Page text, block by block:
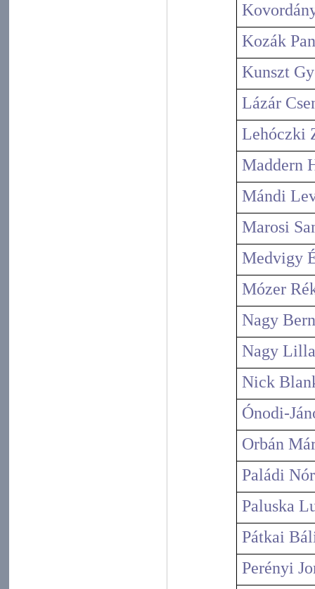
Kozák
Kunszt
Lázár
Lehóczki
Maddern
Mándi
Marosi
Medvigy
Mózer
Nagy
Nagy
Nick
Ónodi-
Orbán
Paládi
Paluska
Pátkai
Perényi